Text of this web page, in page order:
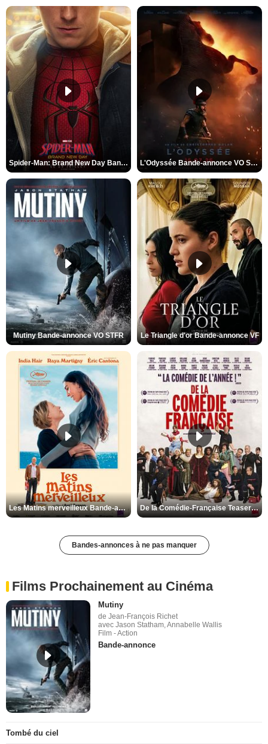
Spider-Man: Brand New Day Bande-annonce VO STFR L'Odyssée Bande-annonce VO STFR
Mutiny Bande-annonce VO STFR Le Triangle d'or Bande-annonce VF
Les Matins merveilleux Bande-annonce VF De la Comédie-Française Teaser VF
Bandes-annonces à ne pas manquer
Films Prochainement au Cinéma
Mutiny
de Jean-François Richet
avec Jason Statham, Annabelle Wallis
Film - Action
Bande-annonce
Tombé du ciel